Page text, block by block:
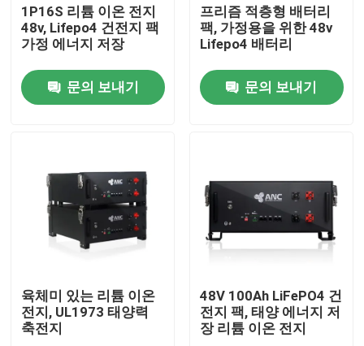
홈
회사 소개
공장 투어
품질 관리
1P16S 리튬 이온 전지
48v, Lifepo4 건전지 팩
가정 에너지 저장
문의 보내기
프리즘 적층형 배터리
팩, 가정용을 위한 48v
Lifepo4 배터리
문의 보내기
육체미 있는 리튬 이온
전지, UL1973 태양력
축전지
48V 100Ah LiFePO4 건
전지 팩, 태양 에너지 저
장 리튬 이온 전지